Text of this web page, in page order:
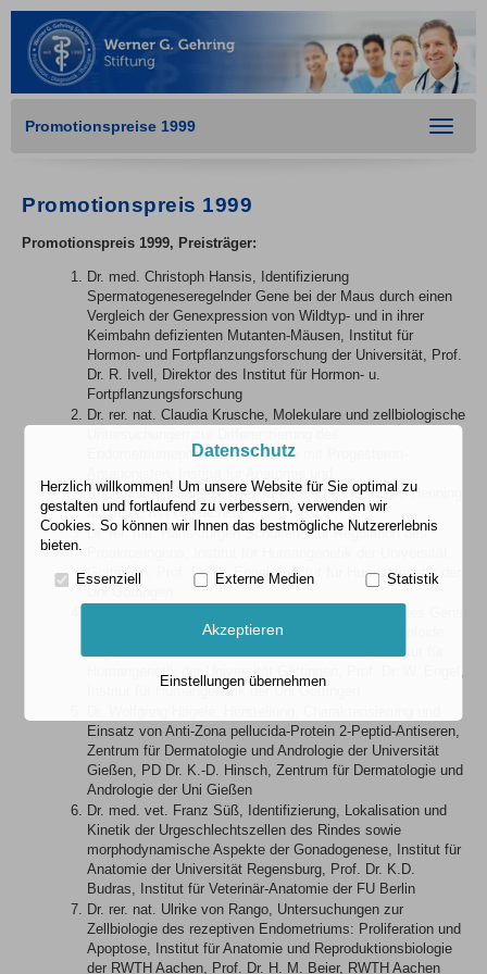
Promotionspreise 1999
Toggle
Promotionspreis 1999
Promotionspreis 1999, Preisträger:
Dr. med. Christoph Hansis, Identifizierung
Spermatogeneseregelnder Gene bei der Maus durch einen
Vergleich der Genexpression von Wildtyp- und in ihrer
Keimbahn defizienten Mutanten-Mäusen, Institut für
Hormon- und Fortpflanzungsforschung der Universität, Prof.
Dr. R. Ivell, Direktor des Institut für Hormon- u.
Fortpflanzungsforschung
Dr. rer. nat. Claudia Krusche, Molekulare und zellbiologische
Endometriumepithels: eine Studie mit Progesteron-
Reproduktionsbiologie der RWTH Aachen, Prof. Dr. Henning
M. Beier, RWTH Aachen
Dr. rer. nat. Hans-Jürgen Schulten, Zur Regulation des
Göttingen, Prof. Dr. W. Engel, Institut für Humangenetik der
TSGm-1 mittels Differential Display und dessen haploide
Expression in der Sertoli-Keimzell-Interaktion, Institut für
Humangenetik der Universität Göttingen, Prof. Dr. W. Engel,
Institut für Humangenetik der Uni Göttingen
Einsatz von Anti-Zona pellucida-Protein 2-Peptid-Antiseren,
Zentrum für Dermatologie und Andrologie der Universität
Gießen, PD Dr. K.-D. Hinsch, Zentrum für Dermatologie und
Andrologie der Uni Gießen
Dr. med. vet. Franz Süß, Identifizierung, Lokalisation und
Kinetik der Urgeschlechtszellen des Rindes sowie
morphodynamische Aspekte der Gonadogenese, Institut für
Anatomie der Universität Regensburg, Prof. Dr. K.D.
Budras, Institut für Veterinär-Anatomie der FU Berlin
Dr. rer. nat. Ulrike von Rango, Untersuchungen zur
Zellbiologie des rezeptiven Endometriums: Proliferation und
Apoptose, Institut für Anatomie und Reproduktionsbiologie
der RWTH Aachen, Prof. Dr. H. M. Beier, RWTH Aachen
Datenschutz
Herzlich willkommen! Um unsere Website für Sie optimal zu
gestalten und fortlaufend zu verbessern, verwenden wir
Cookies. So können wir Ihnen das bestmögliche Nutzererlebnis
bieten.
Essenziell Externe Medien Statistik
Akzeptieren
Einstellungen übernehmen